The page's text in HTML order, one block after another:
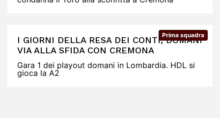
Prima squadra
I GIORNI DELLA RESA DEI CONTI, DOMANI
VIA ALLA SFIDA CON CREMONA
Gara 1 dei playout domani in Lombardia. HDL si
gioca la A2